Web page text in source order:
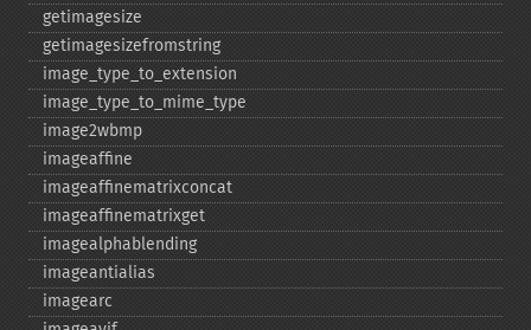
getimagesize
getimagesizefromstring
image_​type_​to_​extension
image_​type_​to_​mime_​type
image2wbmp
imageaffine
imageaffinematrixconcat
imageaffinematrixget
imagealphablending
imageantialias
imagearc